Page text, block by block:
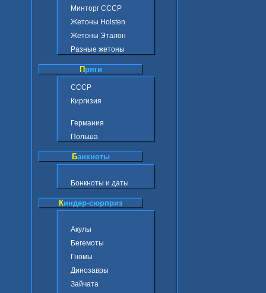
Минторг СССР
Жетоны Holsten
Жетоны Эталон
Разные жетоны
П ряги
СССР
Киргизия
Германия
Польша
Банкноты
Бонкноты и даты
Киндер-сюрприз
Акулы
Бегемоты
Гномы
Динозавры
Зайчата